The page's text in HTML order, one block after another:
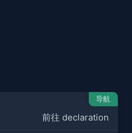
导航
前往 declaration